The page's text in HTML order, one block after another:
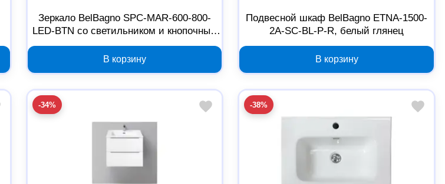
Зеркало BelBagno SPC-MAR-600-800-
LED-BTN со светильником и кнопочным
выключателем
В корзину
Подвесной шкаф BelBagno ETNA-1500-
2A-SC-BL-P-R, белый глянец
В корзину
-34% -38%